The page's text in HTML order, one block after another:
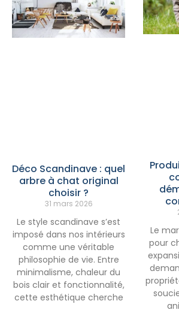
Déco Scandinave : quel
arbre à chat original
choisir ?
31 mars 2026
Le style scandinave s’est
imposé dans nos intérieurs
comme une véritable
philosophie de vie. Entre
minimalisme, chaleur du
bois clair et fonctionnalité,
cette esthétique cherche
Le
pour